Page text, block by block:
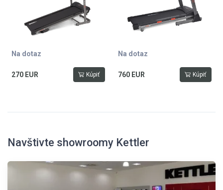
Na dotaz
270 EUR Kúpiť
Na dotaz
760 EUR Kúpiť
Navštivte showroomy Kettler